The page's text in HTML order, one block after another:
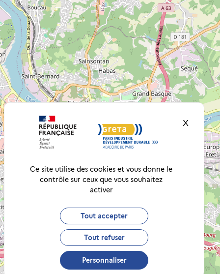
Ce site utilise des cookies et vous donne le
contrôle sur ceux que vous souhaitez
activer
Tout accepter
Tout refuser
Personnaliser
X